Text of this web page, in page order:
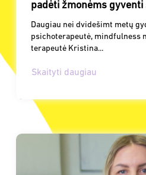
padėti žmonėms gyventi
Daugiau nei dvidešimt metų
psichoterapeutė, mindfulness
terapeutė Kristina...
Skaityti daugiau